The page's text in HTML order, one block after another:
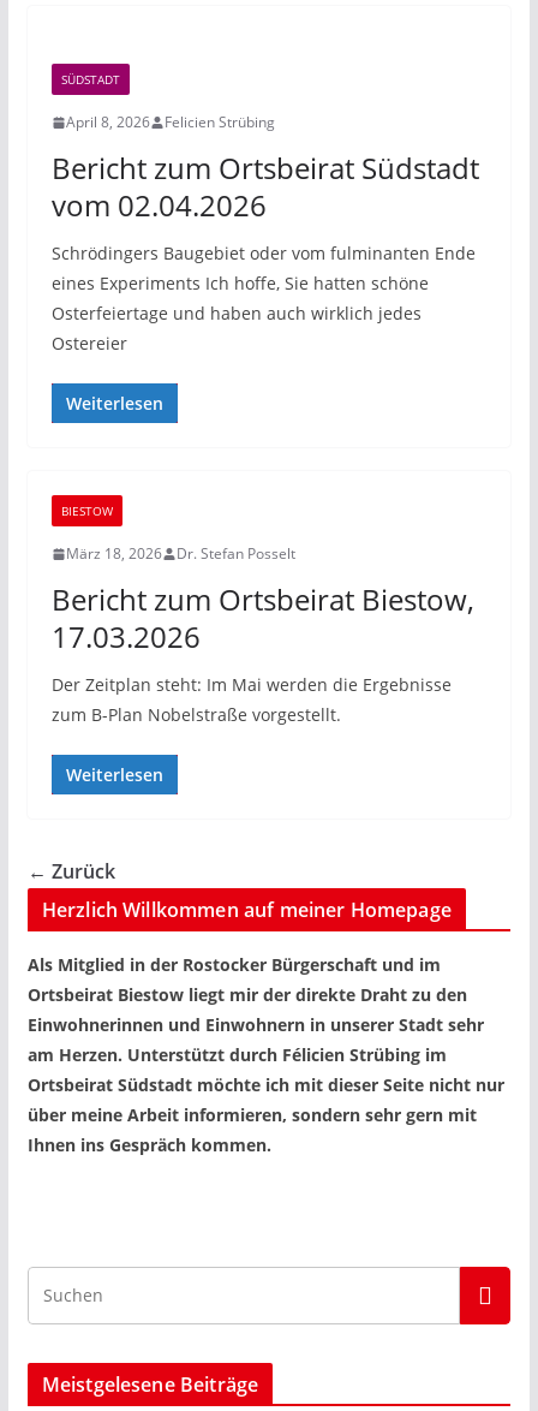
SÜDSTADT
April 8, 2026 Felicien Strübing
Bericht zum Ortsbeirat Südstadt
vom 02.04.2026
Schrödingers Baugebiet oder vom fulminanten Ende
eines Experiments Ich hoffe, Sie hatten schöne
Osterfeiertage und haben auch wirklich jedes
Ostereier
Weiterlesen
BIESTOW
März 18, 2026 Dr. Stefan Posselt
Bericht zum Ortsbeirat Biestow,
17.03.2026
Der Zeitplan steht: Im Mai werden die Ergebnisse
zum B-Plan Nobelstraße vorgestellt.
Weiterlesen
← Zurück
Herzlich Willkommen auf meiner Homepage
Als Mitglied in der Rostocker Bürgerschaft und im
Ortsbeirat Biestow liegt mir der direkte Draht zu den
Einwohnerinnen und Einwohnern in unserer Stadt sehr
am Herzen. Unterstützt durch Félicien Strübing im
Ortsbeirat Südstadt möchte ich mit dieser Seite nicht nur
über meine Arbeit informieren, sondern sehr gern mit
Ihnen ins Gespräch kommen.
Meistgelesene Beiträge